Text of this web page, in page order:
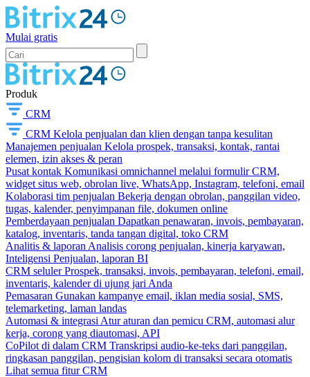
Mulai gratis
Produk
CRM
CRM Kelola penjualan dan klien dengan tanpa kesulitan
Manajemen penjualan Kelola prospek, transaksi, kontak, rantai
elemen, izin akses & peran
Pusat kontak Komunikasi omnichannel melalui formulir CRM,
widget situs web, obrolan live, WhatsApp, Instagram, telefoni, email
Kolaborasi tim penjualan Bekerja dengan obrolan, panggilan video,
tugas, kalender, penyimpanan file, dokumen online
Pemberdayaan penjualan Dapatkan penawaran, invois, pembayaran,
katalog, inventaris, tanda tangan digital, toko CRM
Analitis & laporan Analisis corong penjualan, kinerja karyawan,
Inteligensi Penjualan, laporan BI
CRM seluler Prospek, transaksi, invois, pembayaran, telefoni, email,
inventaris, kalender di ujung jari Anda
Pemasaran Gunakan kampanye email, iklan media sosial, SMS,
telemarketing, laman landas
Automasi & integrasi Atur aturan dan pemicu CRM, automasi alur
kerja, corong yang diautomasi, API
CoPilot di dalam CRM Transkripsi audio-ke-teks dari panggilan,
ringkasan panggilan, pengisian kolom di transaksi secara otomatis
Lihat semua fitur CRM